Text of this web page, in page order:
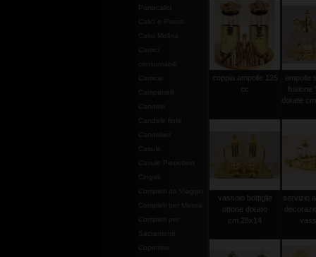
Portacalici
Calici e Pissidi
Calici Molina
Campanelli
Candele
Candele finte
Candelieri
Casule
Casule Pietrobon
Cingoli
Completi da Viaggio
Completi per Messa
Completi per
Sacramenti
Copertine
coppia ampolle 125
cc
ampolle
fusione
dorate
vassoio bottiglie
ottone dorato
cm.28x14
servizio